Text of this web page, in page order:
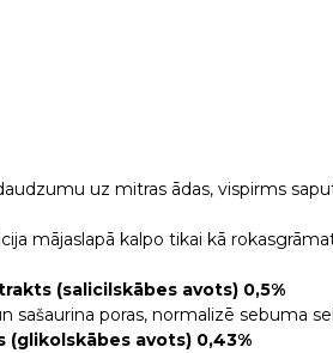
uz mitras ādas, vispirms
mājaslapā kalpo tikai kā
(salicilskābes avots) 0,5%
sašaurina poras, normalizē sebuma
avots) 0,43%